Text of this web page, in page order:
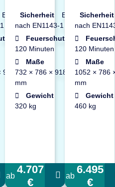
EN2
Sicherheit
EN2
nach EN1143-1
Feuerschutz
120 Minuten
Maße
732 × 786 × 918
mm
Gewicht
320 kg
ab
4.707
€
Sicherheit
nach
120 Minuten
Maße
1052 × 786
mm
Gewicht
460 kg
ab
6.495
€